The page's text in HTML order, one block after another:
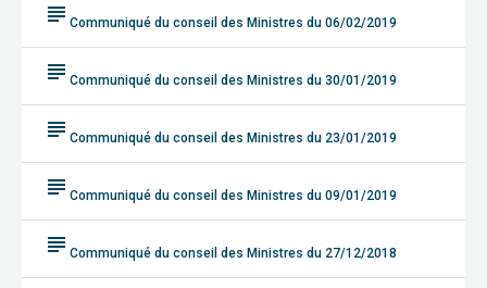
subject Communiqué du conseil des Ministres du 06/02/2019
subject Communiqué du conseil des Ministres du 30/01/2019
subject Communiqué du conseil des Ministres du 23/01/2019
subject Communiqué du conseil des Ministres du 09/01/2019
subject Communiqué du conseil des Ministres du 27/12/2018